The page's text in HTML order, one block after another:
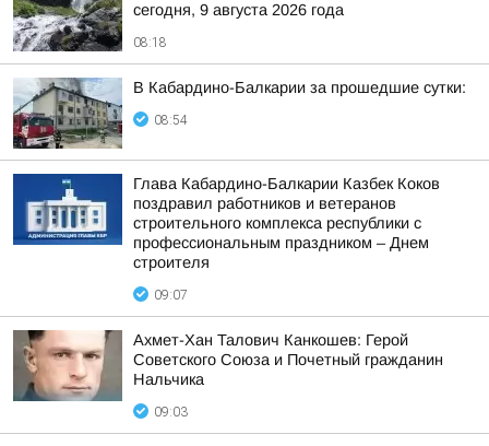
сегодня, 9 августа 2026 года
08:18
В Кабардино-Балкарии за прошедшие сутки:
08:54
Глава Кабардино-Балкарии Казбек Коков
поздравил работников и ветеранов
строительного комплекса республики с
профессиональным праздником – Днем
строителя
09:07
Ахмет-Хан Талович Канкошев: Герой
Советского Союза и Почетный гражданин
Нальчика
09:03